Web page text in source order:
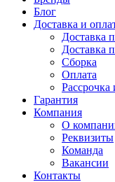
Блог
Доставка и
Доставка
Доставка
Сборка
Оплата
Рассрочка
Гарантия
Компания
О
Реквизиты
Команда
Вакансии
Контакты